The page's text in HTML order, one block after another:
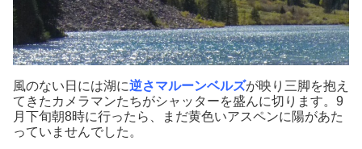
風のない日には湖に逆さマルーンベルズが映り三脚を抱え
てきたカメラマンたちがシャッターを盛んに切ります。9
月下旬朝8時に行ったら、まだ黄色いアスペンに陽があた
っていませんでした。